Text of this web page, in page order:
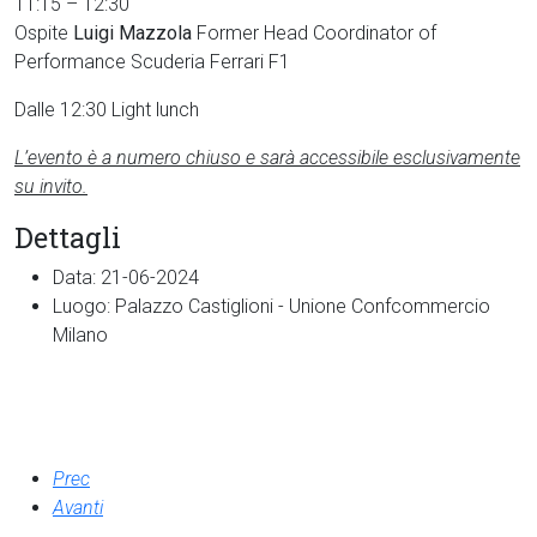
Ospite Luigi Mazzola Former Head Coordinator of
Performance Scuderia Ferrari F1
Dalle 12:30 Light lunch
L’evento è a numero chiuso e sarà accessibile esclusivamente
su invito.
Dettagli
Data: 21-06-2024
Luogo: Palazzo Castiglioni - Unione Confcommercio
Milano
Prec
Avanti